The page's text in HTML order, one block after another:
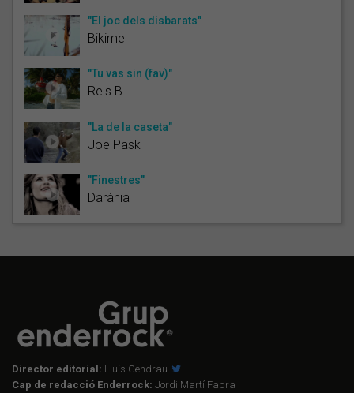
"El joc dels disbarats"
Bikimel
"Tu vas sin (fav)"
Rels B
"La de la caseta"
Joe Pask
"Finestres"
Darània
Director editorial: Lluís Gendrau
Cap de redacció Enderrock: Jordi Martí Fabra